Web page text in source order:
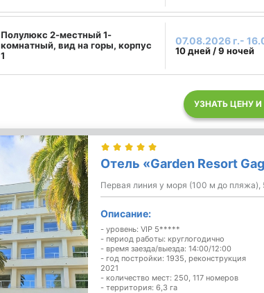
Полулюкс 2-местный 1-
комнатный, вид на горы, корпус
1
07.08.2026 г.-
10 дней / 9 ночей
УЗНАТЬ ЦЕНУ
Отель «Garden Resort
Первая линия у моря (100 м до
Описание:
- уровень: VIP 5*****
- период работы: круглогодично
- время заезда/выезда: 14:00/12:00
- год постройки: 1935, реконструкция
2021
- количество мест: 250, 117 номеров
- территория: 6,3 га